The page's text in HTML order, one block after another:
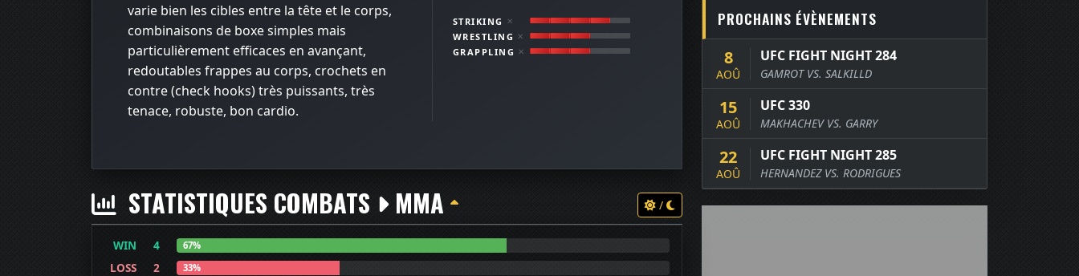
varie bien les cibles entre la tête et le corps,
combinaisons de boxe simples mais
particulièrement efficaces en avançant,
redoutables frappes au corps, crochets en
contre (check hooks) très puissants, très
tenace, robuste, bon cardio.
STRIKING ✕
WRESTLING ✕
GRAPPLING ✕
STATISTIQUES COMBATS MMA /
WIN 4 67%
LOSS 2 33%
PROCHAINS ÉVÈNEMENTS
8
AOÛ
UFC FIGHT NIGHT 284
GAMROT VS. SALKILLD
15
AOÛ
UFC 330
MAKHACHEV VS. GARRY
22
AOÛ
UFC FIGHT NIGHT 285
HERNANDEZ VS. RODRIGUES